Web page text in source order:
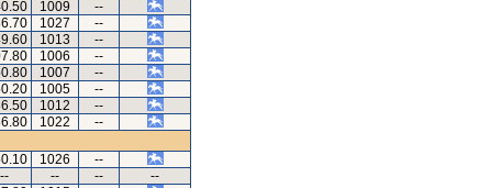
1009
--
1027
--
1013
--
1006
--
1007
--
1005
--
1012
--
1022
--
1026
--
-- -- --
--